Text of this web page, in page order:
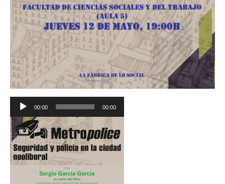
Reproductor
audio
00:00 00:00